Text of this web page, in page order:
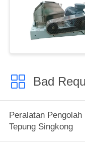
Bad
Peralatan Pengolah
Tepung Singkong